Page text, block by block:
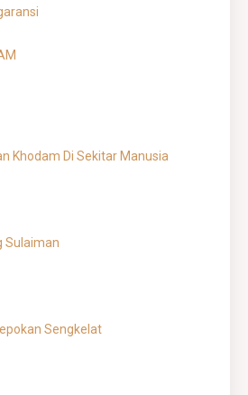
Khodam Di Sekitar Manusia
Sulaiman
Sengkelat